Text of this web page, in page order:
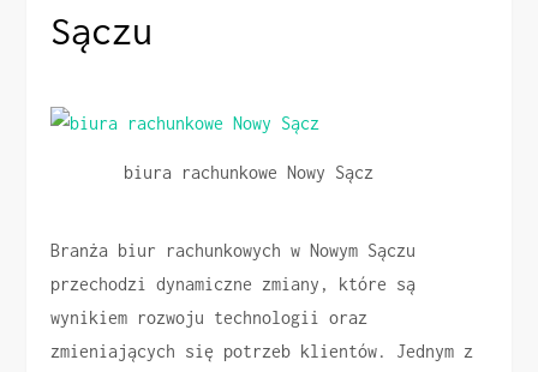
Sączu
biura rachunkowe Nowy Sącz
Branża biur rachunkowych w Nowym Sączu
przechodzi dynamiczne zmiany, które są
wynikiem rozwoju technologii oraz
zmieniających się potrzeb klientów. Jednym z